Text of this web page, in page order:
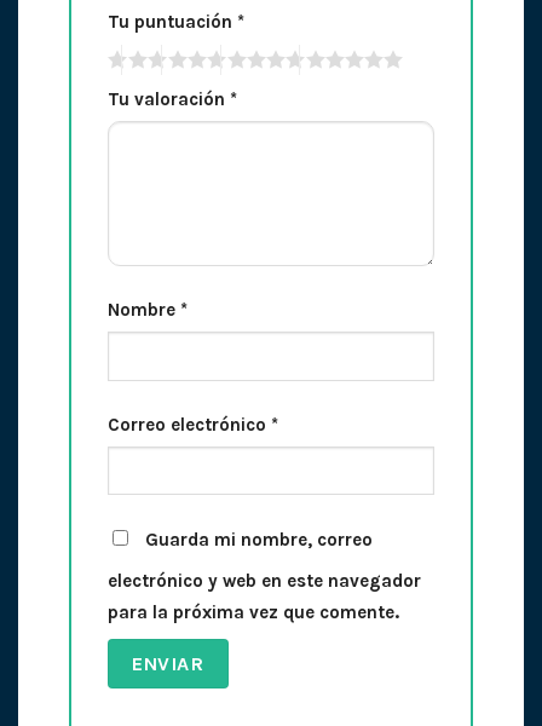
Tu puntuación *
Tu valoración *
Nombre *
Correo electrónico *
Guarda mi nombre, correo
electrónico y web en este navegador
para la próxima vez que comente.